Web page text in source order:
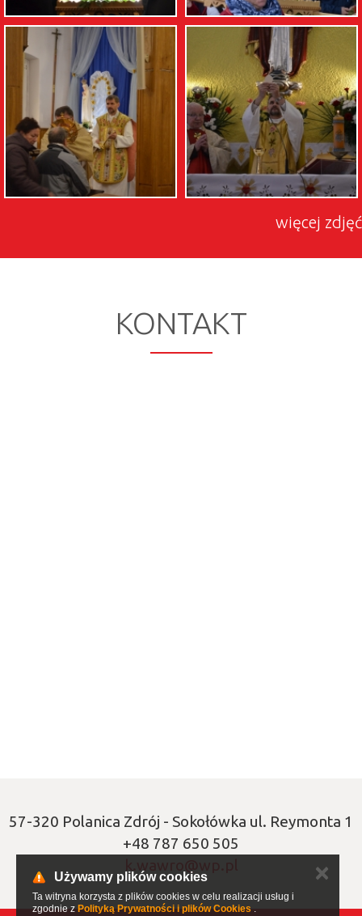
więcej zdjęć
KONTAKT
57-320 Polanica Zdrój - Sokołówka ul. Reymonta 1
+48 787 650 505
Używamy plików cookies
Ta witryna korzysta z plików cookies w celu realizacji usług i
zgodnie z Polityką Prywatności i plików Cookies .
✕